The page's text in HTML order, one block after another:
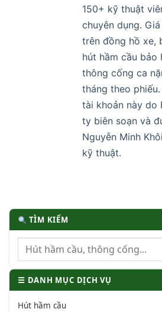
150+ kỹ thuật
chuyên dụng.
trên đồng hồ xe,
hút hầm cầu bảo
thông cống ca
tháng theo
tài khoản này do
ty biên soạn và
Nguyễn Minh
kỹ thuật.
TÌM KIẾM
☰ DANH MỤC DỊCH VỤ
Hút hầm cầu